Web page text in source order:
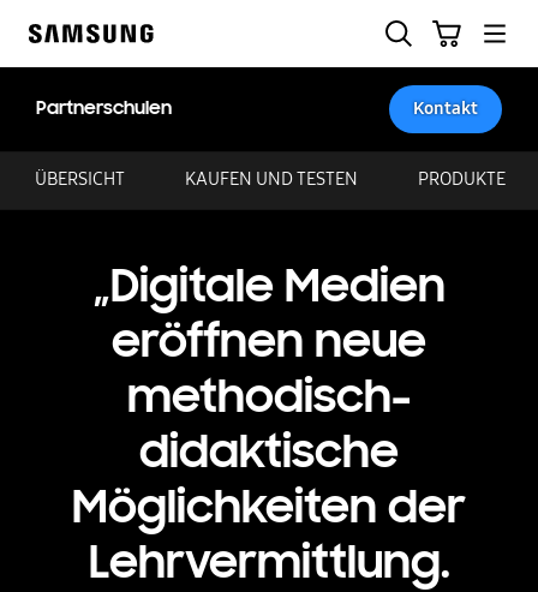
Partnerschulen Kontakt
ÜBERSICHT KAUFEN UND TESTEN PRODUKTE
„Digitale Medien
eröffnen neue
methodisch-
didaktische
Möglichkeiten der
Lehrvermittlung.